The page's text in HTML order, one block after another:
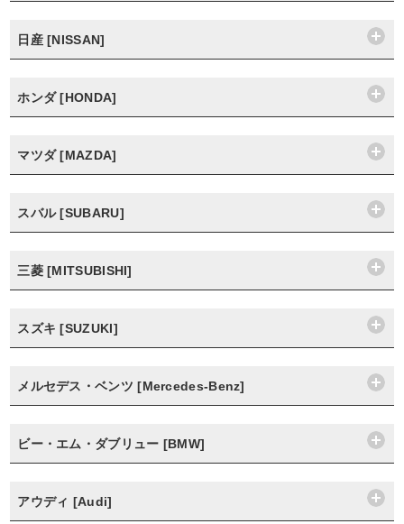
日産 [NISSAN]
ホンダ [HONDA]
マツダ [MAZDA]
スバル [SUBARU]
三菱 [MITSUBISHI]
スズキ [SUZUKI]
メルセデス・ベンツ [Mercedes-Benz]
ビー・エム・ダブリュー [BMW]
アウディ [Audi]